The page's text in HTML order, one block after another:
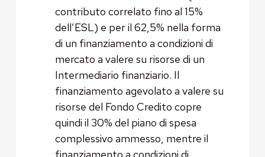
contributo correlato fino al 15%
dell’ESL) e per il 62,5% nella forma
di un finanziamento a condizioni di
mercato a valere su risorse di un
Intermediario finanziario. Il
finanziamento agevolato a valere su
risorse del Fondo Credito copre
quindi il 30% del piano di spesa
complessivo ammesso, mentre il